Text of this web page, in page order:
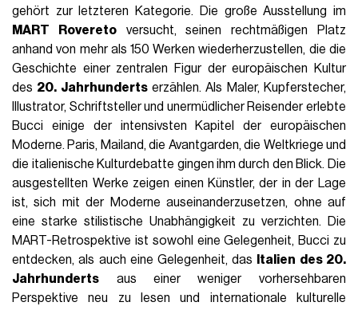
gehört zur letzteren Kategorie. Die große Ausstellung im
MART Roveretoversucht, seinen rechtmäßigen Platz
anhand von mehr als 150 Werken wiederherzustellen, die die
Geschichte einer zentralen Figur der europäischen Kultur
des 20. Jahrhundertserzählen. Als Maler, Kupferstecher,
Illustrator, Schriftsteller und unermüdlicher Reisender erlebte
Bucci einige der intensivsten Kapitel der europäischen
Moderne. Paris, Mailand, die Avantgarden, die Weltkriege und
die italienische Kulturdebatte gingen ihm durch den Blick. Die
ausgestellten Werke zeigen einen Künstler, der in der Lage
ist, sich mit der Moderne auseinanderzusetzen, ohne auf
eine starke stilistische Unabhängigkeit zu verzichten. Die
MART-Retrospektive ist sowohl eine Gelegenheit, Bucci zu
entdecken, als auch eine Gelegenheit, das
Italien des 20.
Jahrhunderts aus einer weniger vorhersehbaren
Perspektive neu zu lesen und internationale kulturelle